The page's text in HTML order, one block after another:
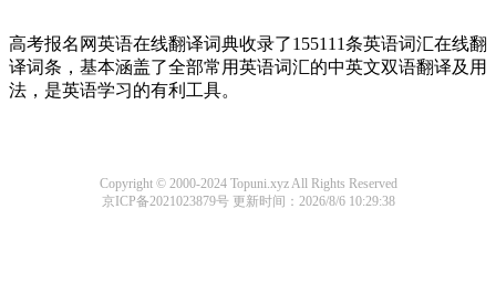
高考报名网英语在线翻译词典收录了155111条英语词汇在线翻
译词条，基本涵盖了全部常用英语词汇的中英文双语翻译及用
法，是英语学习的有利工具。
Copyright © 2000-2024 Topuni.xyz All Rights Reserved
京ICP备2021023879号更新时间：2026/8/6 10:29:38